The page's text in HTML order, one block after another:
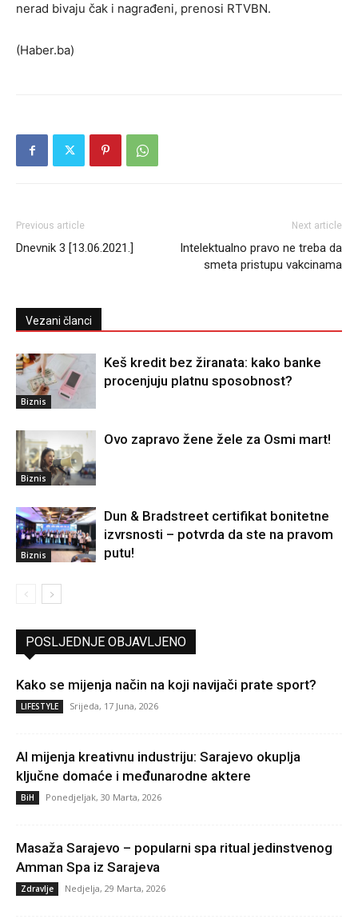
nerad bivaju čak i nagrađeni, prenosi RTVBN.
(Haber.ba)
Previous article
Dnevnik 3 [13.06.2021.]
Next article
Intelektualno pravo ne treba da
smeta pristupu vakcinama
Vezani članci
Biznis
Keš kredit bez žiranata: kako banke
procenjuju platnu sposobnost?
Biznis
Ovo zapravo žene žele za Osmi mart!
Biznis
Dun & Bradstreet certifikat bonitetne
izvrsnosti – potvrda da ste na pravom
putu!
POSLJEDNJE OBJAVLJENO
Kako se mijenja način na koji navijači prate sport?
LIFESTYLE Srijeda, 17 Juna, 2026
AI mijenja kreativnu industriju: Sarajevo okuplja
ključne domaće i međunarodne aktere
BiH Ponedjeljak, 30 Marta, 2026
Masaža Sarajevo – popularni spa ritual jedinstvenog
Amman Spa iz Sarajeva
Zdravlje Nedjelja, 29 Marta, 2026